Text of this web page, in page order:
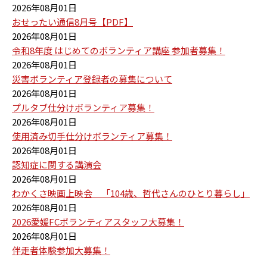
2026年08月01日
おせったい通信8月号【PDF】
2026年08月01日
令和8年度 はじめてのボランティア講座 参加者募集！
2026年08月01日
災害ボランティア登録者の募集について
2026年08月01日
プルタブ仕分けボランティア募集！
2026年08月01日
使用済み切手仕分けボランティア募集！
2026年08月01日
認知症に関する講演会
2026年08月01日
わかくさ映画上映会 「104歳、哲代さんのひとり暮らし」
2026年08月01日
2026愛媛FCボランティアスタッフ大募集！
2026年08月01日
伴走者体験参加大募集！